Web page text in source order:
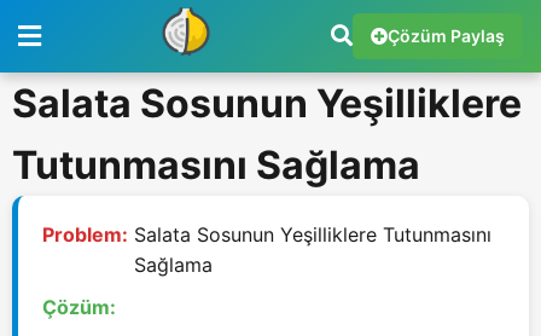
Çözüm Paylaş
Salata Sosunun Yeşilliklere
Tutunmasını Sağlama
Problem: Salata Sosunun Yeşilliklere Tutunmasını
Sağlama
Çözüm: